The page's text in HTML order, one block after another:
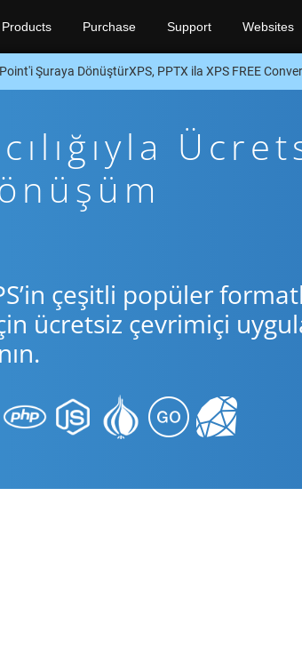
Products Purchase Support Websites
Şuraya DönüştürXPS, PPTX ila XPS FREE
çeşitli popüler
ücretsiz çevrimiçi